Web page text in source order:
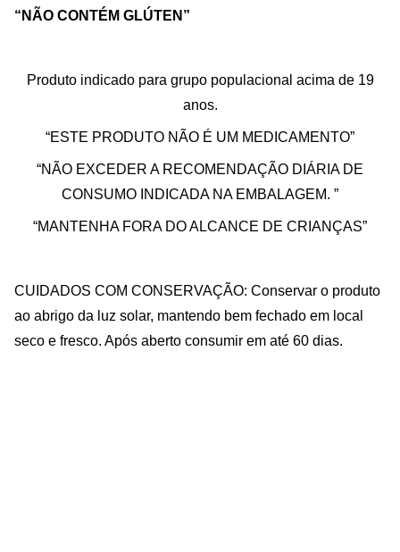
“NÃO CONTÉM GLÚTEN”
Produto indicado para grupo populacional acima de 19
anos.
“ESTE PRODUTO NÃO É UM MEDICAMENTO”
“NÃO EXCEDER A RECOMENDAÇÃO DIÁRIA DE
CONSUMO INDICADA NA EMBALAGEM. ”
“MANTENHA FORA DO ALCANCE DE CRIANÇAS”
CUIDADOS COM CONSERVAÇÃO: Conservar o produto
ao abrigo da luz solar, mantendo bem fechado em local
seco e fresco. Após aberto consumir em até 60 dias.